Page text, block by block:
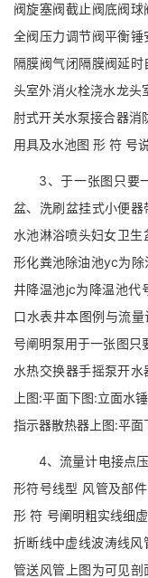
阀旋塞阀截止阀底阀
全阀压力调节阀平衡
隔膜阀气闭隔膜阀延
头室外消火栓浇水龙头
肘式开关水泵接合器消
用具及水池图 形 符 号
3、于一张图只要一
盆、洗刷盆挂式小便
水池淋浴喷头妇女卫
形化粪池除油池yc为
井降温池jc为降温池代
口水表井本图例与流
号阐明泵用于一张图只
水热交换器手摇泵开
上图:平面下图:立面水
指示器散热器上图:平
4、流量计电接点压
形符号线型 风管及部
形 符 号阐明粗实线细
折断线中虚线波涛线
管送风管上图为可见